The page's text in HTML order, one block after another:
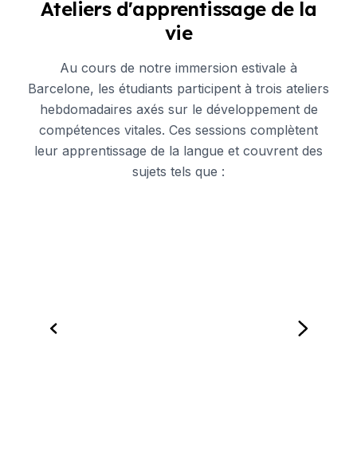
Ateliers d'apprentissage de la
vie
Au cours de notre immersion estivale à
Barcelone, les étudiants participent à trois ateliers
hebdomadaires axés sur le développement de
compétences vitales. Ces sessions complètent
leur apprentissage de la langue et couvrent des
sujets tels que :